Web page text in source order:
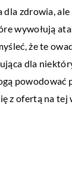
zdrowia,
wywołują
że te
dla
z ofertą na